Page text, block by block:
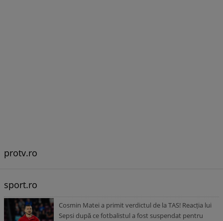
protv.ro
sport.ro
Cosmin Matei a primit verdictul de la TAS! Reacția lui
Sepsi după ce fotbalistul a fost suspendat pentru